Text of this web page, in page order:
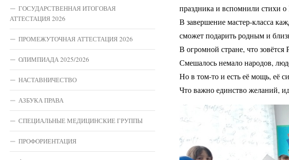
праздника и вспомнили стихи о
В завершение мастер-класса
сможет подарить родным и
В огромной стране, что зовётся
Смешалось немало народов,
Но в том-то и есть её мощь, её
Что важно единство желаний,
ГОСУДАРСТВЕННАЯ ИТОГОВАЯ
АТТЕСТАЦИЯ 2026
ПРОМЕЖУТОЧНАЯ АТТЕСТАЦИЯ 2026
ОЛИМПИАДА 2025/2026
НАСТАВНИЧЕСТВО
АЗБУКА ПРАВА
СПЕЦИАЛЬНЫЕ МЕДИЦИНСКИЕ ГРУППЫ
ПРОФОРИЕНТАЦИЯ